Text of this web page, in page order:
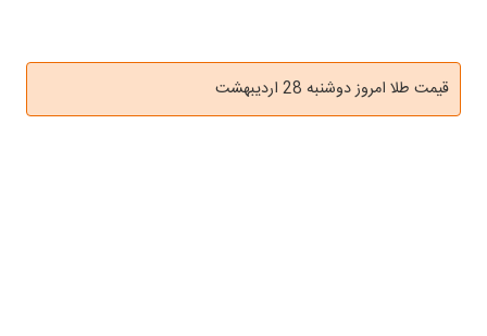
قیمت طلا امروز دوشنبه 28 اردیبهشت